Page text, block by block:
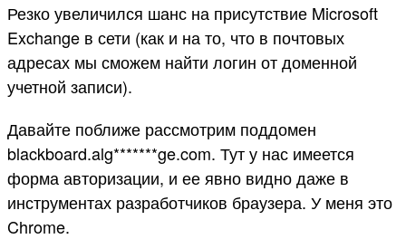
Резко увеличился шанс на присутствие Microsoft
Exchange в сети (как и на то, что в почтовых
адресах мы сможем найти логин от доменной
учетной записи).
Давайте поближе рассмотрим поддомен
blackboard.alg*******ge.com. Тут у нас имеется
форма авторизации, и ее явно видно даже в
инструментах разработчиков браузера. У меня это
Chrome.